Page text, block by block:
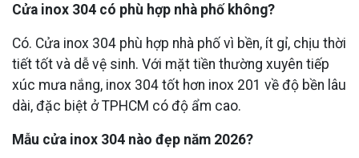
Cửa inox 304 có phù hợp nhà phố không?
Có. Cửa inox 304 phù hợp nhà phố vì bền, ít gỉ, chịu thời
tiết tốt và dễ vệ sinh. Với mặt tiền thường xuyên tiếp
xúc mưa nắng, inox 304 tốt hơn inox 201 về độ bền lâu
dài, đặc biệt ở TPHCM có độ ẩm cao.
Mẫu cửa inox 304 nào đẹp năm 2026?